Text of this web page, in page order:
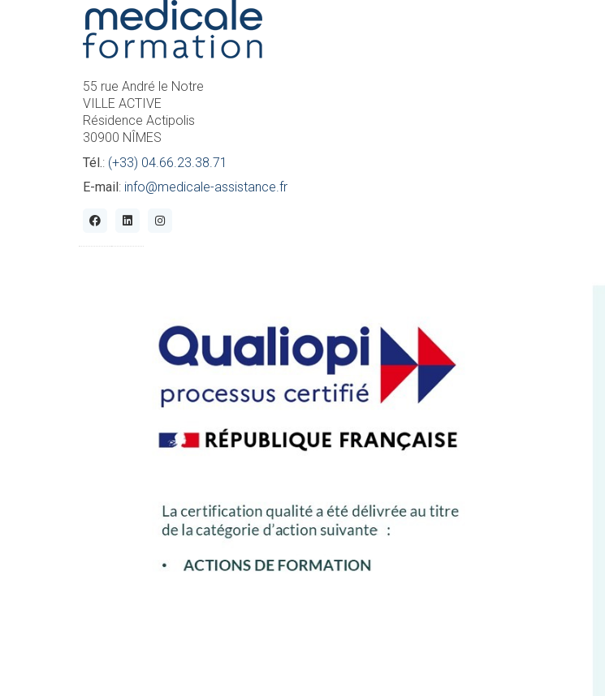
55 rue André le Notre
VILLE ACTIVE
Résidence Actipolis
30900 NÎMES
Tél.: (+33) 04.66.23.38.71
E-mail: info@medicale-assistance.fr